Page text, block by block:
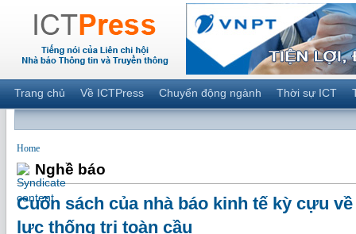
Trang chủ Về ICTPress Chuyển động ngành Thời sự ICT
Home
Nghề báo
Cuốn sách của nhà báo kinh tế kỳ cựu
lực thống trị toàn cầu